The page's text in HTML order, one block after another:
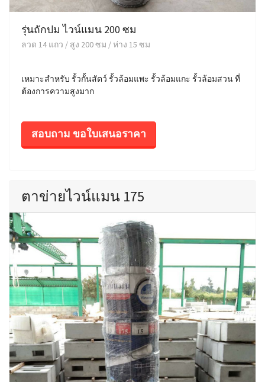
รุ่นถักปม ไวน์แมน 200 ซม
ลวด 14 แถว / สูง 200 ซม / ห่าง 15 ซม
เหมาะสำหรับ รั้วกั้นสัตว์ รั้วล้อมแพะ รั้วล้อมแกะ รั้วล้อมสวน ที่
ต้องการความสูงมาก
สอบถาม ขอใบเสนอราคา
ตาข่ายไวน์แมน 175